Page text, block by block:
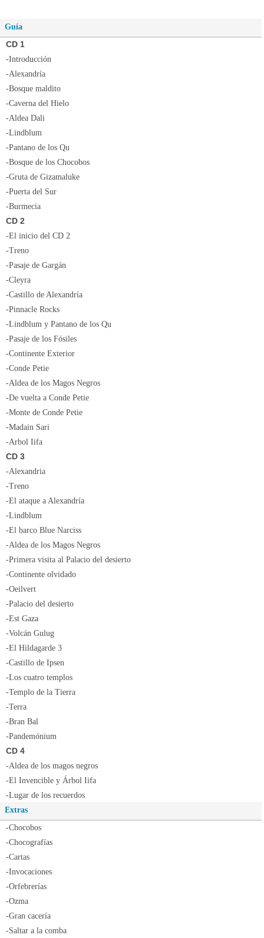
Guía
CD 1
-Introducción
-Alexandría
-Bosque maldito
-Caverna del Hielo
-Aldea Dali
-Lindblum
-Pantano de los Qu
-Bosque de los Chocobos
-Gruta de Gizamaluke
-Puerta del Sur
-Burmecia
CD 2
-El inicio del CD 2
-Treno
-Pasaje de Gargán
-Cleyra
-Castillo de Alexandría
-Pinnacle Rocks
-Lindblum y Pantano de los Qu
-Pasaje de los Fósiles
-Continente Exterior
-Conde Petie
-Aldea de los Magos Negros
-De vuelta a Conde Petie
-Monte de Conde Petie
-Madain Sari
-Arbol Iifa
CD 3
-Alexandria
-Treno
-El ataque a Alexandría
-Lindblum
-El barco Blue Narciss
-Aldea de los Magos Negros
-Primera visita al Palacio del desierto
-Continente olvidado
-Oeilvert
-Palacio del desierto
-Est Gaza
-Volcán Gulug
-El Hildagarde 3
-Castillo de Ipsen
-Los cuatro templos
-Templo de la Tierra
-Terra
-Bran Bal
-Pandemónium
CD 4
-Aldea de los magos negros
-El Invencible y Árbol Iifa
-Lugar de los recuerdos
Extras
-Chocobos
-Chocografías
-Cartas
-Invocaciones
-Orfebrerías
-Ozma
-Gran cacería
-Saltar a la comba